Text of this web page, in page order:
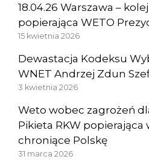
18.04.26 Warszawa –
popierająca WETO
15 kwietnia 2026
Dewastacja Kodeksu
WNET Andrzej Zdun
3 kwietnia 2026
Weto wobec zagrożeń
Pikieta RKW
chroniące Polskę
31 marca 2026